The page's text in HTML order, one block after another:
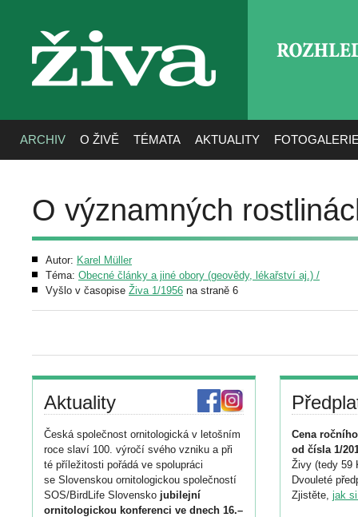
živa
ARCHIV O ŽIVĚ TÉMATA AKTUALITY
O významných
Autor: Karel Müller
Téma: Obecné články a jiné obory (geovědy, lékařství aj.) /
Vyšlo v časopise Živa 1/1956 na straně 6
Aktuality
Česká společnost ornitologická v letošním
roce slaví 100. výročí svého vzniku a při
té příležitosti pořádá ve spolupráci
se Slovenskou ornitologickou společností
SOS/BirdLife Slovensko jubilejní
ornitologickou konferenci ve dnech 16.–
Cena
od čísla 1/
Živy (tedy 59
Dvouleté
Zjistěte, jak